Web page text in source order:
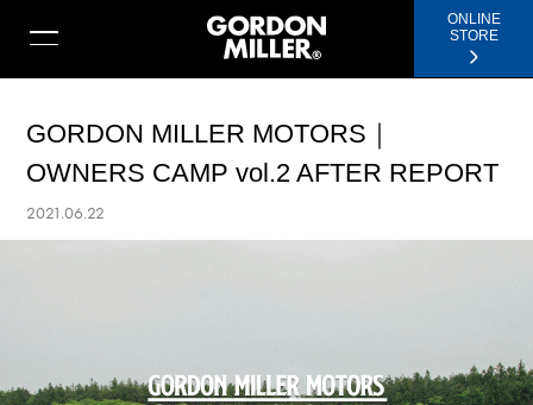
ONLINE
STORE
GORDON MILLER MOTORS｜
OWNERS CAMP vol.2 AFTER REPORT
2021.06.22